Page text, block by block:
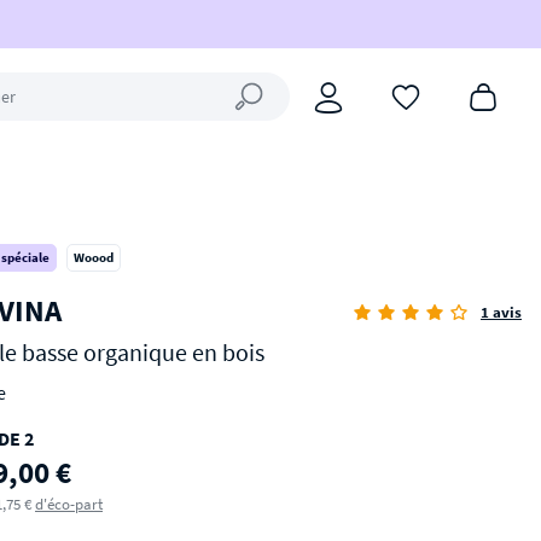
Woood
basse organique en bois
1 avis
2
€
€d'éco-part